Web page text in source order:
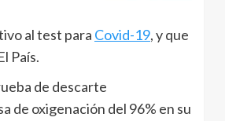
al test para Covid-19, y que
País.
de descarte
de oxigenación del 96% en su